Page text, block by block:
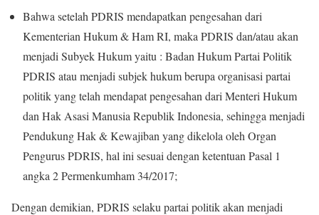
Bahwa setelah PDRIS mendapatkan pengesahan dari
Kementerian Hukum & Ham RI, maka PDRIS dan/atau akan
menjadi Subyek Hukum yaitu : Badan Hukum Partai Politik
PDRIS atau menjadi subjek hukum berupa organisasi partai
politik yang telah mendapat pengesahan dari Menteri Hukum
dan Hak Asasi Manusia Republik Indonesia, sehingga menjadi
Pendukung Hak & Kewajiban yang dikelola oleh Organ
Pengurus PDRIS, hal ini sesuai dengan ketentuan Pasal 1
angka 2 Permenkumham 34/2017;
Dengan demikian, PDRIS selaku partai politik akan menjadi